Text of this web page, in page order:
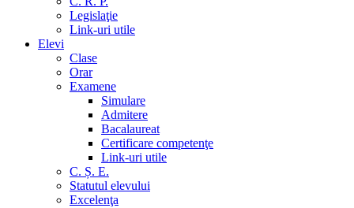
Legislaţie
Link-uri utile
Elevi
Clase
Orar
Examene
Simulare
Admitere
Bacalaureat
Certificare competenţe
Link-uri utile
C. Ș. E.
Statutul elevului
Excelenţa